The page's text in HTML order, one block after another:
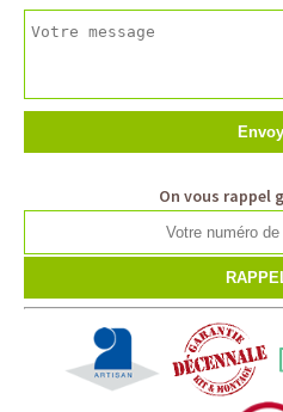
On vous rappel